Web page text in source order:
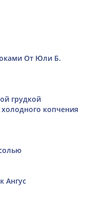
От Юли Б.
грудкой
копчения
Ангус